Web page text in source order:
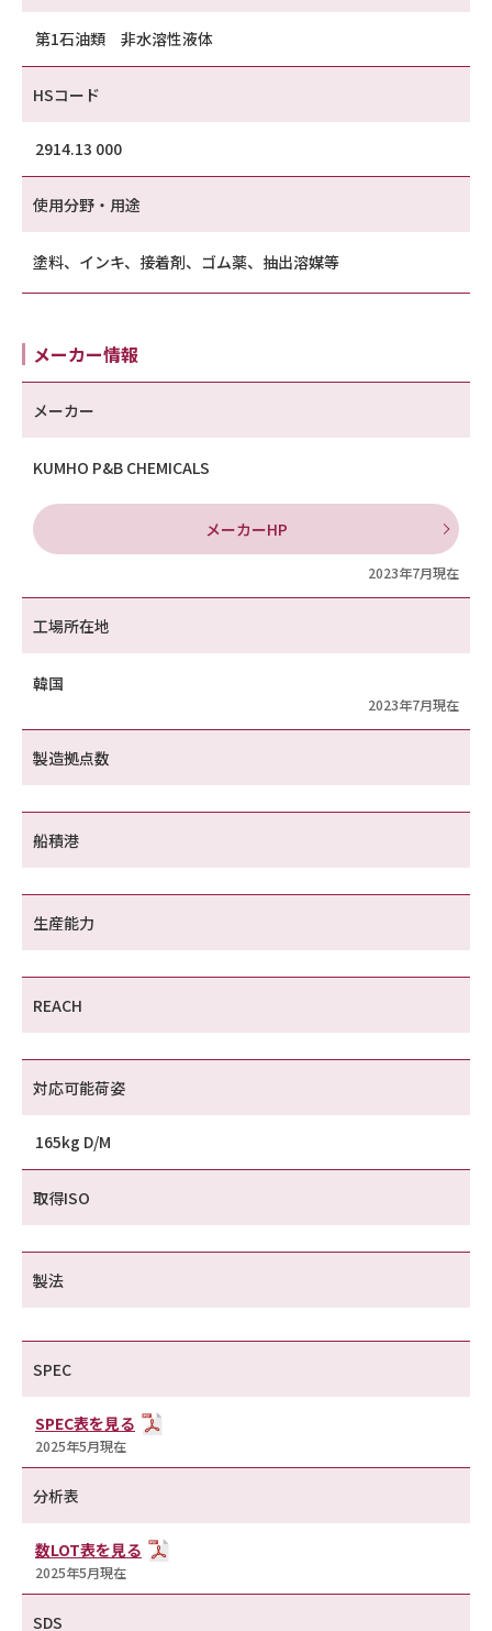
第1石油類 非水溶性液体
HSコード
2914.13 000
使用分野・用途
塗料、インキ、接着剤、ゴム薬、抽出溶媒等
メーカー情報
メーカー
KUMHO P&B CHEMICALS
メーカーHP
2023年7月現在
工場所在地
韓国
2023年7月現在
製造拠点数
船積港
生産能力
REACH
対応可能荷姿
165kg D/M
取得ISO
製法
SPEC
SPEC表を見る
2025年5月現在
分析表
数LOT表を見る
2025年5月現在
SDS